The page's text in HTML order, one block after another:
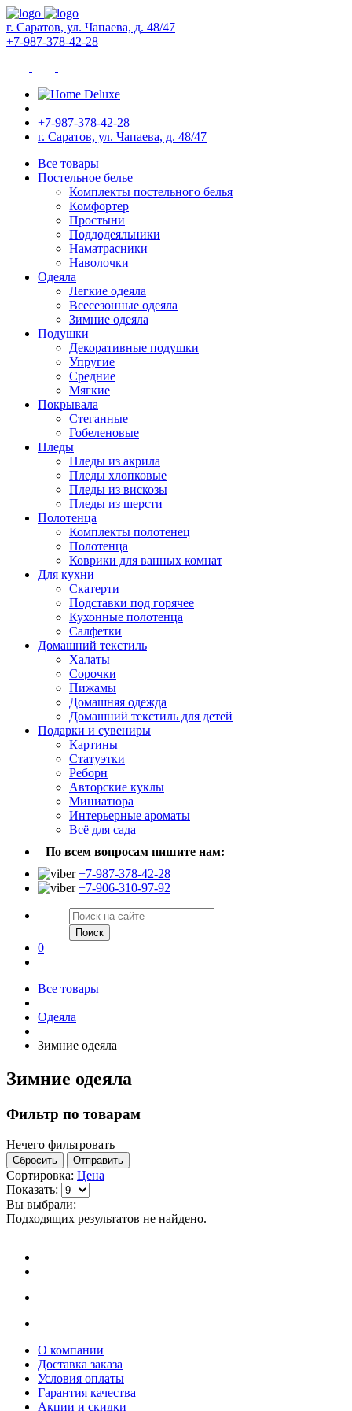
г. Саратов, ул. Чапаева, д. 48/47
+7-987-378-42-28
+7-987-378-42-28
г. Саратов, ул. Чапаева, д. 48/47
Все товары
Постельное белье
Комплекты постельного белья
Комфортер
Простыни
Поддодеяльники
Наматрасники
Наволочки
Одеяла
Легкие одеяла
Всесезонные одеяла
Зимние одеяла
Подушки
Декоративные подушки
Упругие
Средние
Мягкие
Покрывала
Стеганные
Гобеленовые
Пледы
Пледы из акрила
Пледы хлопковые
Пледы из вискозы
Пледы из шерсти
Полотенца
Комплекты полотенец
Полотенца
Коврики для ванных комнат
Для кухни
Скатерти
Подставки под горячее
Кухонные полотенца
Салфетки
Домашний текстиль
Халаты
Сорочки
Пижамы
Домашняя одежда
Домашний текстиль для детей
Подарки и сувениры
Картины
Статуэтки
Реборн
Авторские куклы
Миниатюра
Интерьерные ароматы
Всё для сада
По всем вопросам пишите нам:
+7-987-378-42-28
+7-906-310-97-92
Поиск
0
Все товары
Одеяла
Зимние одеяла
Зимние одеяла
Фильтр по товарам
Нечего фильтровать
Сбросить Отправить
Сортировка: Цена
Показать:
Вы выбрали:
Подходящих результатов не найдено.
О компании
Доставка заказа
Условия оплаты
Гарантия качества
Акции и скидки